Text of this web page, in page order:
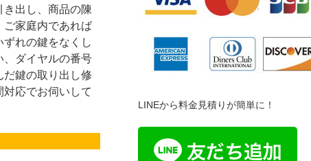
き出し、商品の陳
ご家庭内であれば
れの鍵をなくし
、ダイヤルの番号
鍵の取り出し修
応でお伺いして
LINEから料金見積りが簡単に！